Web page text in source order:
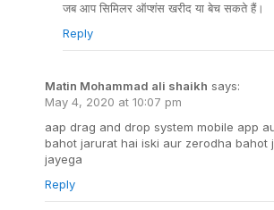
जब आप सिमिलर ऑप्शंस खरीद या बेच सकते हैं।
Reply
Matin Mohammad ali shaikh says:
May 4, 2020 at 10:07 pm
aap drag and drop system mobile app
bahot jarurat hai iski aur zerodha bahot
jayega
Reply